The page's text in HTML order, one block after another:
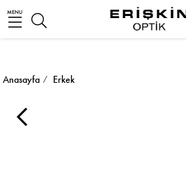
MENU
Anasayfa Erkek